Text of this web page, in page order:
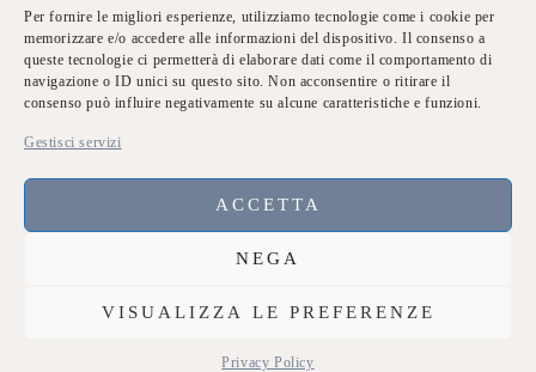
Per fornire le migliori esperienze, utilizziamo tecnologie come i cookie per
memorizzare e/o accedere alle informazioni del dispositivo. Il consenso a
queste tecnologie ci permetterà di elaborare dati come il comportamento di
navigazione o ID unici su questo sito. Non acconsentire o ritirare il
consenso può influire negativamente su alcune caratteristiche e funzioni.
Gestisci servizi
ACCETTA
NEGA
VISUALIZZA LE PREFERENZE
Privacy Policy
Very good
14%
Average
0%
Poor
0%
Terrible
Link Utili